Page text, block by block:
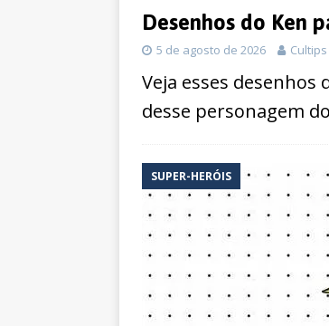
Desenhos do Ken
5 de agosto de 2026 Cultips
Veja esses
desse personagem
SUPER-HERÓIS